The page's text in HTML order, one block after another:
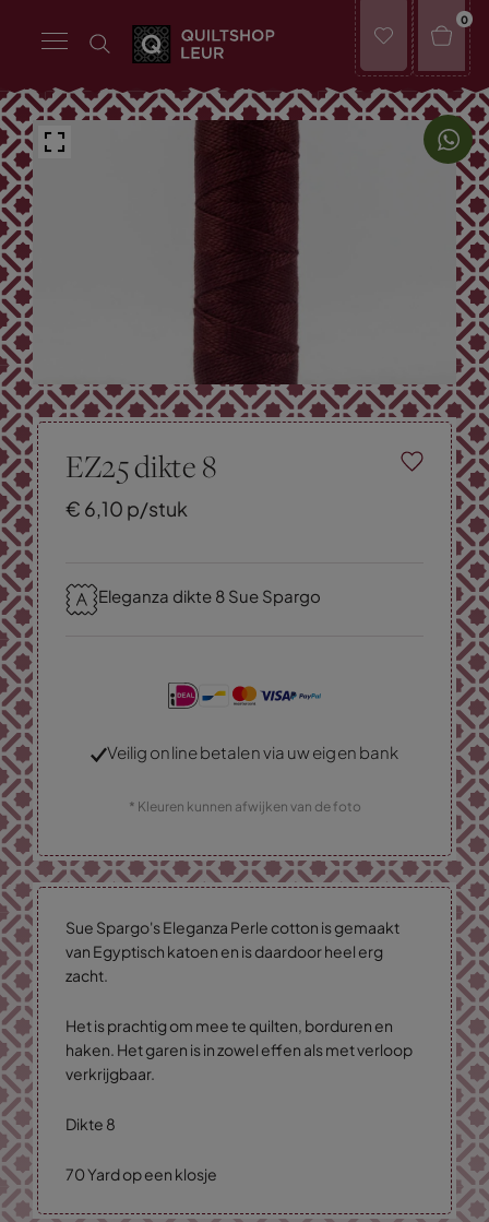
0
EZ25 dikte 8
€ 6,10 p/stuk
Eleganza dikte 8 Sue Spargo
Veilig online betalen via uw eigen bank
* Kleuren kunnen afwijken van de foto
Sue Spargo's Eleganza Perle cotton is gemaakt
van Egyptisch katoen en is daardoor heel erg
zacht.
Het is prachtig om mee te quilten, borduren en
haken. Het garen is in zowel effen als met verloop
verkrijgbaar.
Dikte 8
70 Yard op een klosje